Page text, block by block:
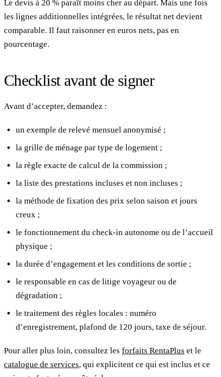
Le devis à 20 % paraît moins cher au départ. Mais une fois
les lignes additionnelles intégrées, le résultat net devient
comparable. Il faut raisonner en euros nets, pas en
pourcentage.
Checklist avant de signer
Avant d’accepter, demandez :
un exemple de relevé mensuel anonymisé ;
la grille de ménage par type de logement ;
la règle exacte de calcul de la commission ;
la liste des prestations incluses et non incluses ;
la méthode de fixation des prix selon saison et jours
creux ;
le fonctionnement du check-in autonome ou de l’accueil
physique ;
la durée d’engagement et les conditions de sortie ;
le responsable en cas de litige voyageur ou de
dégradation ;
le traitement des règles locales : numéro
d’enregistrement, plafond de 120 jours, taxe de séjour.
Pour aller plus loin, consultez les forfaits RentaPlus et le
catalogue de services, qui explicitent ce qui est inclus et ce